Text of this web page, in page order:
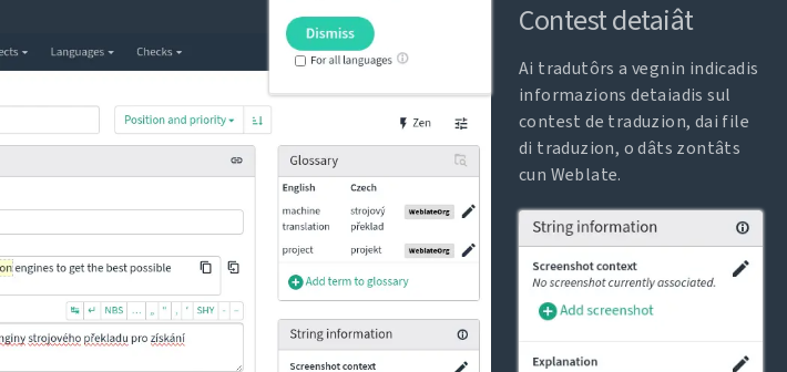
Contest detaiât
Ai tradutôrs a vegnin indicadis
informazions detaiadis sul
contest de traduzion, dai file
di traduzion, o dâts zontâts
cun Weblate.